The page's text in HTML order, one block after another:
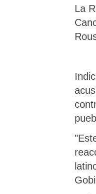
La